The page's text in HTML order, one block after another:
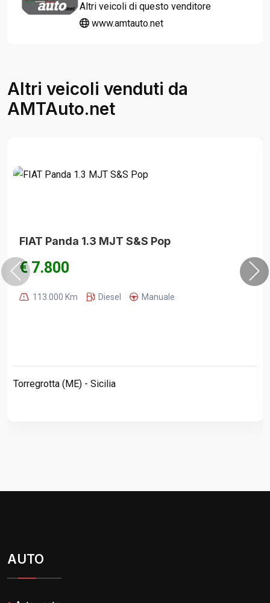
Altri veicoli di questo venditore
www.amtauto.net
Altri veicoli venduti da
AMTAuto.net
FIAT Panda 1.3 MJT S&S Pop
€ 7.800
113.000 Km Diesel Manuale
Torregrotta (ME) - Sicilia
AUTO